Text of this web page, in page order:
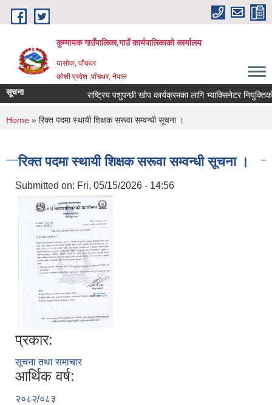
Skip to main content
कुम्मायक गाउँपालिका,गाउँ कार्यपालिकाको कार्यालय
यासोक, पाँचथर
कोशी प्रदेश ,पाँचथर, नेपाल
सूचना राष्ट्रिय पशुपन्छी खोप कार्यक्रमका लागि भ्याक्सिनेटर
You are here
Home » रिक्त पदमा स्थायी शिक्षक सरूवा सम्वन्धी सूचना ।
रिक्त पदमा स्थायी शिक्षक सरूवा सम्वन्धी सूचना ।
Submitted on: Fri, 05/15/2026 - 14:56
प्रकार:
सूचना तथा समाचार
आर्थिक वर्ष:
२०८२/०८३